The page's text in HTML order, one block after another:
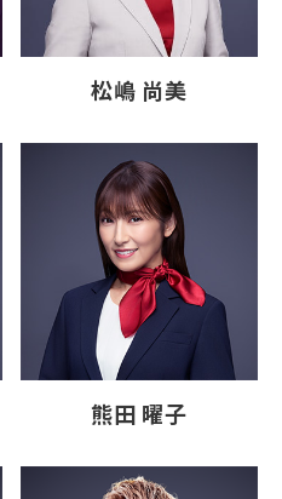
松嶋 尚美
熊田 曜子